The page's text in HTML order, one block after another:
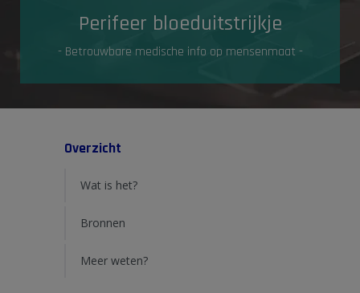
Gezondheid in de media
Perifeer bloeduitstrijkje
- Betrouwbare medische info op mensenmaat -
Overzicht
Wat is het?
Bronnen
Meer weten?